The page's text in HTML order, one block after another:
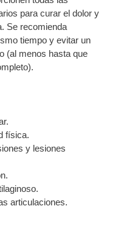
para curar el dolor y
Se recomienda
tiempo y evitar un
(al menos hasta que
física.
y lesiones
articulaciones.